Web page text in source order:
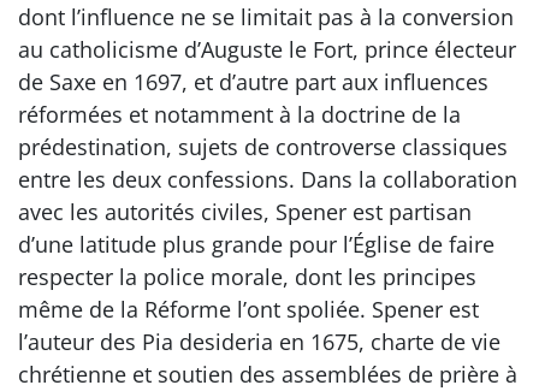
dont l’influence ne se limitait pas à la conversion
au catholicisme d’Auguste le Fort, prince électeur
de Saxe en 1697, et d’autre part aux influences
réformées et notamment à la doctrine de la
prédestination, sujets de controverse classiques
entre les deux confessions. Dans la collaboration
avec les autorités civiles, Spener est partisan
d’une latitude plus grande pour l’Église de faire
respecter la police morale, dont les principes
même de la Réforme l’ont spoliée. Spener est
l’auteur des Pia desideria en 1675, charte de vie
chrétienne et soutien des assemblées de prière à